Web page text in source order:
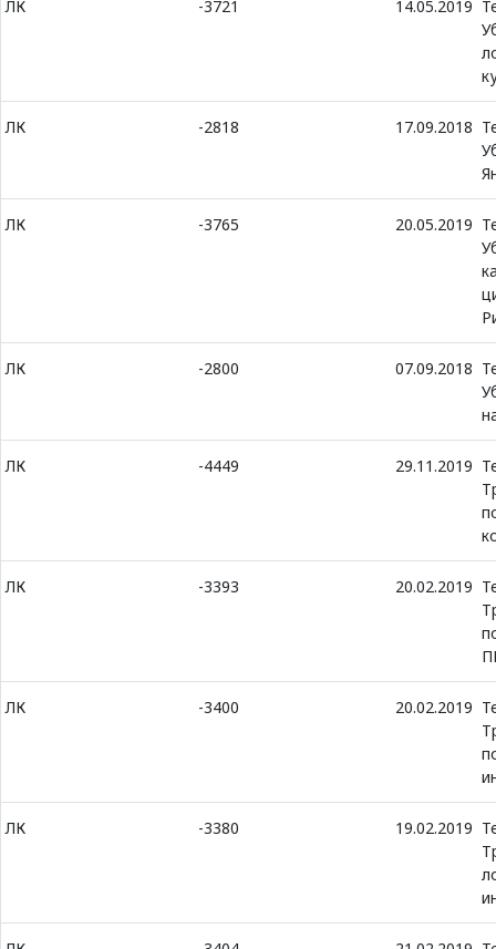
ЛК -3721 14.05.2019
ЛК -2818 17.09.2018
ЛК -3765 20.05.2019
ЛК -2800 07.09.2018
ЛК -4449 29.11.2019
ЛК -3393 20.02.2019
ЛК -3400 20.02.2019
ЛК -3380 19.02.2019